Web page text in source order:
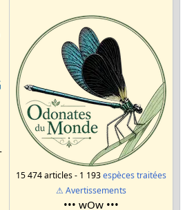
15 474 articles - 1 193espèces traitées
⚠ Avertissements
••• wOw •••